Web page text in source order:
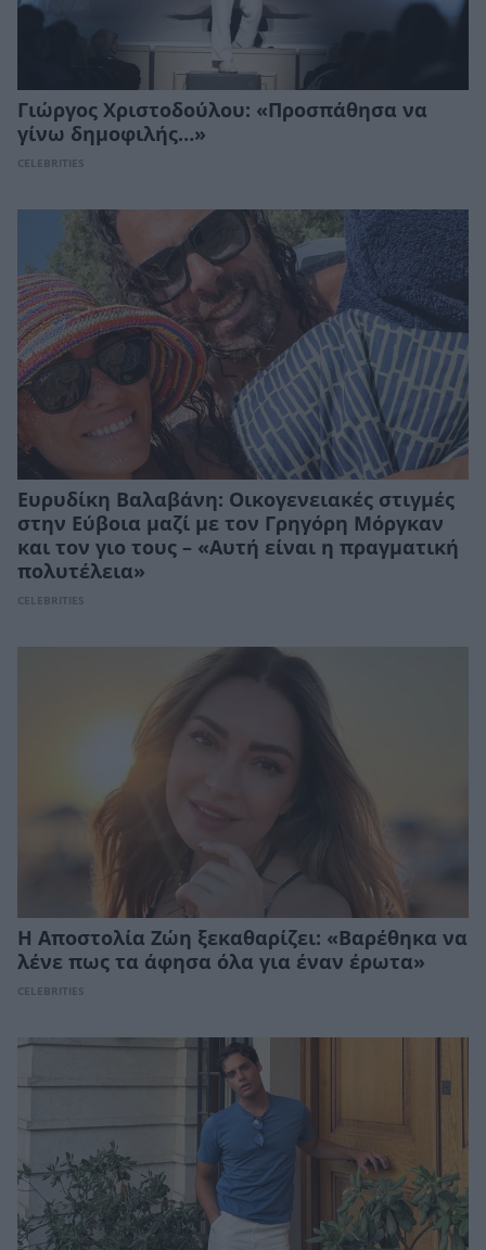
Γιώργος Χριστοδούλου: «Προσπάθησα να
γίνω δημοφιλής…»
CELEBRITIES
Ευρυδίκη Βαλαβάνη: Οικογενειακές στιγμές
στην Εύβοια μαζί με τον Γρηγόρη Μόργκαν
και τον γιο τους – «Αυτή είναι η πραγματική
πολυτέλεια»
CELEBRITIES
Η Αποστολία Ζώη ξεκαθαρίζει: «Βαρέθηκα να
λένε πως τα άφησα όλα για έναν έρωτα»
CELEBRITIES